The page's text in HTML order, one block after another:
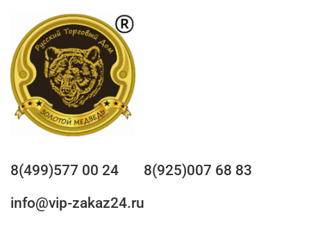
8(499)577 00 24
8(925)007 68 83
info@vip-zakaz24.ru